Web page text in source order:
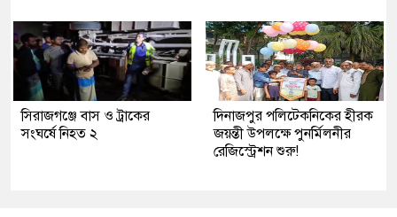
সিরাজগঞ্জে বাস ও ট্রাকের
সংঘর্ষে নিহত ২
দিনাজপুর পলিটেকনিকের হীরক
জয়ন্তী উপলক্ষে পুনর্মিলনীর
রেজিস্ট্রেশন শুরু!